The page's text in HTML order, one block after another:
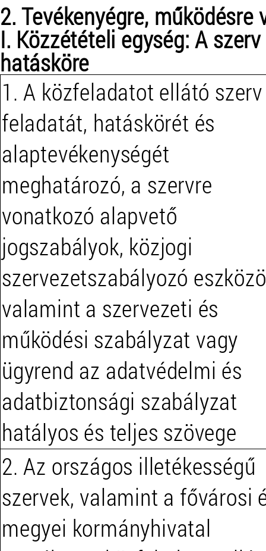
2. Tevékenyégre,
I. Közzétételi egység: A
hatásköre
1. A közfeladatot ellátó szerv
feladatát, hatáskörét és
alaptevékenységét
meghatározó, a szervre
vonatkozó alapvető
jogszabályok, közjogi
szervezetszabályozó
valamint a szervezeti és
működési szabályzat vagy
ügyrend az adatvédelmi és
adatbiztonsági szabályzat
hatályos és teljes szövege
2. Az országos illetékességű
szervek, valamint a fővárosi
megyei kormányhivatal